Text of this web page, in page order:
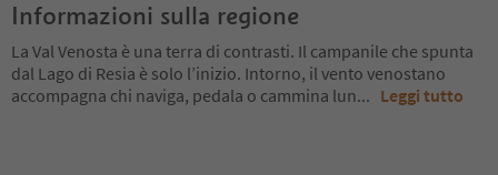
Informazioni sulla regione
La Val Venosta è una terra di contrasti. Il campanile che spunta
dal Lago di Resia è solo l’inizio. Intorno, il vento venostano
accompagna chi naviga, pedala o cammina lun... Leggi tutto